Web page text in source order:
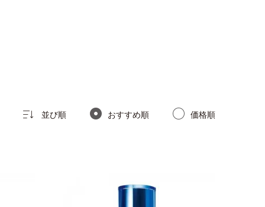
並び順 おすすめ順 価格順